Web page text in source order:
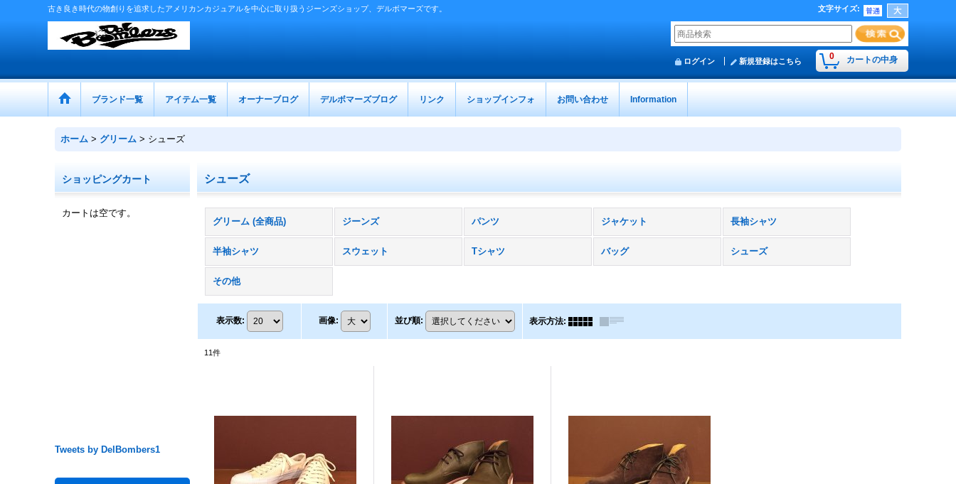
古き良き時代の物創りを追求したアメリカンカジュアルを中心に取り扱うジーンズショップ、デルボマーズです。 文字サイズ:
0 カートの中身
ログイン 新規登録はこちら
ブランド一覧 アイテム一覧 オーナーブログ デルボマーズブログ リンク ショップインフォ お問い合わせ Information
ホーム > グリーム > シューズ
ショッピングカート
カートは空です。
Tweets by DelBombers1
シューズ
グリーム (全商品) ジーンズ パンツ ジャケット 長袖シャツ
半袖シャツ スウェット Tシャツ バッグ シューズ
その他
表示数: 画像: 並び順: 表示方法:
11件